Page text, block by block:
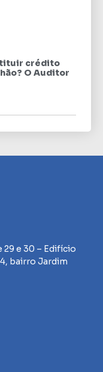
crédito
O Auditor
29 e 30 – Edifício
bairro Jardim